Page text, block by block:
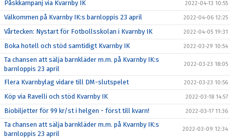
Påskkampanj via Kvarnby IK 2022-04-13 10:55
Välkommen på Kvarnby IK:s barnloppis 23 april 2022-04-06 12:25
Vårtecken: Nystart för Fotbollsskolan i Kvarnby IK 2022-04-05 19:31
Boka hotell och stöd samtidigt Kvarnby IK 2022-03-29 10:54
Ta chansen att sälja barnkläder m.m. på Kvarnby IK:s
barnloppis 23 april
2022-03-23 18:05
Flera Kvarnbylag vidare till DM-slutspelet 2022-03-23 10:56
Köp via Ravelli och stöd Kvarnby IK 2022-03-18 14:57
Biobiljetter för 99 kr/st i helgen - först till kvarn! 2022-03-17 11:36
Ta chansen att sälja barnkläder m.m. på Kvarnby IK:s
barnloppis 23 april
2022-03-09 12:34